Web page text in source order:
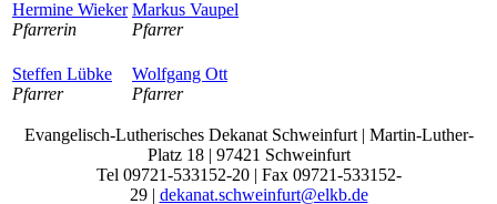
Hermine Wieker
Pfarrerin
Markus Vaupel
Pfarrer
Steffen Lübke
Pfarrer
Wolfgang Ott
Pfarrer
Evangelisch-Lutherisches Dekanat Schweinfurt | Martin-Luther-
Platz 18 | 97421 Schweinfurt
Tel 09721-533152-20 | Fax 09721-533152-
29 | dekanat.schweinfurt@elkb.de